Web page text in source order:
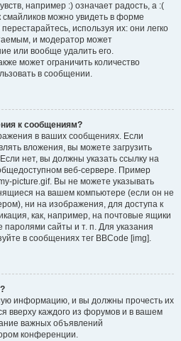
например :) означает радость, а :(
смайликов можно увидеть в форме
используя их: они легко
и модератор может
или вообще удалить его.
может ограничить количество
в сообщении.
к сообщениям?
в ваших сообщениях. Если
вложения, вы можете загрузить
нет, вы должны указать ссылку на
веб-сервере. Пример
picture.gif. Вы не можете указывать
на вашем компьютере (если он не
ни на изображения, для доступа к
как, например, на почтовые ящики
сайты и т. п. Для указания
в сообщениях тег BBCode [img].
информацию, и вы должны прочесть их
вверху каждого из форумов и в вашем
важных объявлений
конференции.